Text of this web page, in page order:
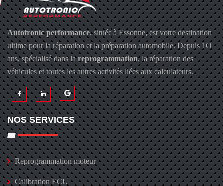
Autotronic performance, située à Essonne, est votre destination
ultime pour la réparation et la préparation automobile. Depuis 1O
ans, spécialisé dans lareprogrammation, la réparation des
véhicules et toutes les autres activités liées aux calculateurs.
NOS SERVICES
Reprogrammation moteur
Calibration ECU